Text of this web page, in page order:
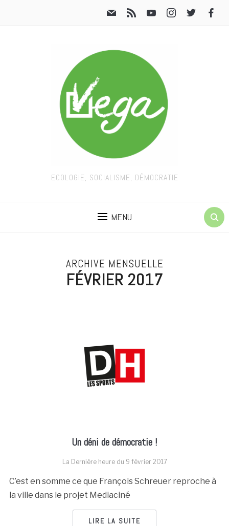
ECOLOGIE, SOCIALISME, DÉMOCRATIE
MENU
ARCHIVE MENSUELLE
FÉVRIER 2017
Un déni de démocratie !
La Dernière heure du 9 février 2017
C’est en somme ce que François Schreuer reproche à
la ville dans le projet Mediaciné
LIRE LA SUITE